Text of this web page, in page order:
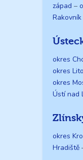
západ –
Rakovník
okres
okres
okres
Ústí nad
okres
Hradiště